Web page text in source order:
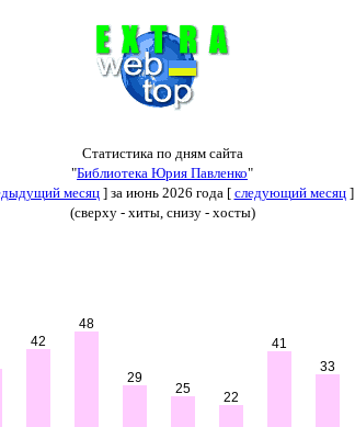
Статистика по дням сайта
"Библиотека Юрия Павленко"
месяц] за июнь 2026 года [ следующий месяц]
(сверху - хиты, снизу - хосты)
42
48
29
25
22
41
33